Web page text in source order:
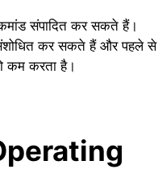
संपादित कर सकते हैं।
संशोधित कर सकते हैं और पहले से
कम करता है।